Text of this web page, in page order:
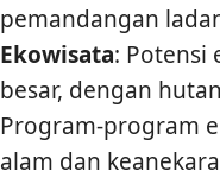
pemandangan
Ekowisata: Potensi
besar, dengan
Program-program
alam dan